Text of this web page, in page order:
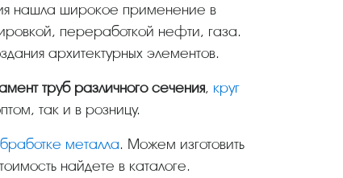
нашла широкое применение в
переработкой нефти, газа.
архитектурных элементов.
труб различного сечения, круг
так и в розницу.
металла. Можем изготовить
найдете в каталоге.